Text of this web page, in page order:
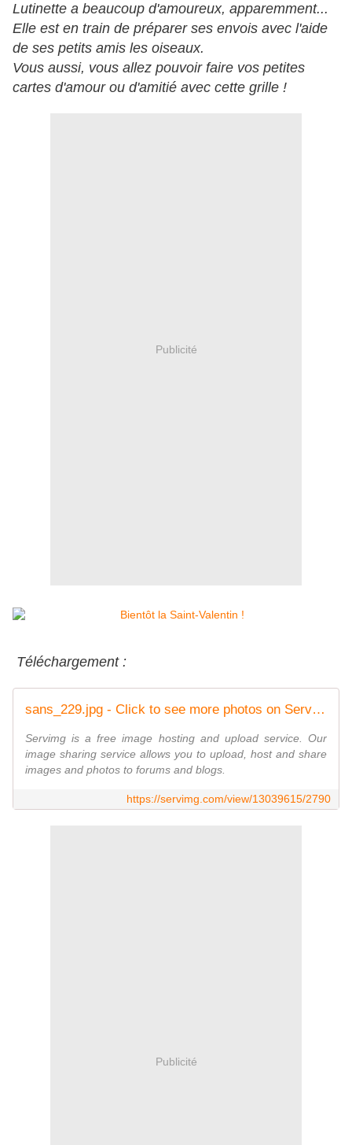
Lutinette a beaucoup d'amoureux, apparemment...
Elle est en train de préparer ses envois avec l'aide
de ses petits amis les oiseaux.
Vous aussi, vous allez pouvoir faire vos petites
cartes d'amour ou d'amitié avec cette grille !
Publicité
Téléchargement :
sans_229.jpg - Click to see more photos on ServImg
Servimg is a free image hosting and upload service. Our
image sharing service allows you to upload, host and share
images and photos to forums and blogs.
https://servimg.com/view/13039615/2790
Publicité